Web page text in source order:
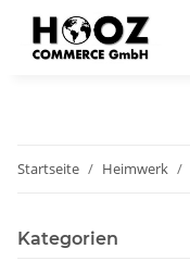
Startseite Heimwerk
Kategorien